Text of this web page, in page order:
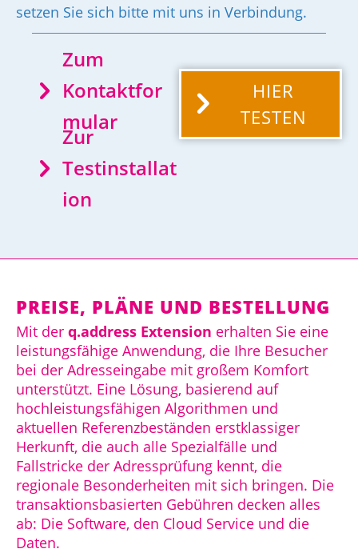
setzen Sie sich bitte mit uns in Verbindung.
HIER
TESTEN
Zum
Kontaktfor
mular
Zur
Testinstallat
ion
PREISE, PLÄNE UND BESTELLUNG
Mit der q.address Extension erhalten Sie eine
leistungsfähige Anwendung, die Ihre Besucher
bei der Adresseingabe mit großem Komfort
unterstützt. Eine Lösung, basierend auf
hochleistungsfähigen Algorithmen und
aktuellen Referenzbeständen erstklassiger
Herkunft, die auch alle Spezialfälle und
Fallstricke der Adressprüfung kennt, die
regionale Besonderheiten mit sich bringen. Die
transaktionsbasierten Gebühren decken alles
ab: Die Software, den Cloud Service und die
Daten.